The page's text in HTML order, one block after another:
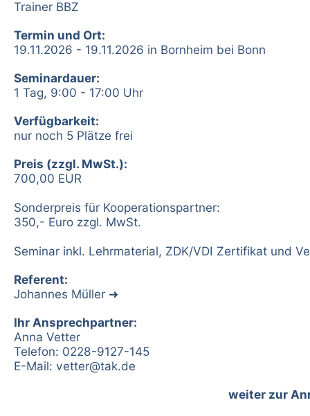
Trainer BBZ
Termin und Ort:
19.11.2026 - 19.11.2026 in Bornheim bei Bonn
Seminardauer:
1 Tag, 9:00 - 17:00 Uhr
Verfügbarkeit:
nur noch 5 Plätze frei
Preis (zzgl. MwSt.):
700,00 EUR
Sonderpreis für Kooperationspartner:
350,- Euro zzgl. MwSt.
Seminar inkl. Lehrmaterial, ZDK/VDI Zertifikat und
Referent:
Johannes Müller
Ihr Ansprechpartner:
Anna Vetter
Telefon: 0228-9127-145
E-Mail: vetter@tak.de
weiter zur